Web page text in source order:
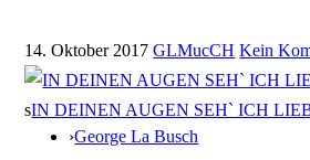
14. Oktober 2017 GLMucCH Kein
sIN DEINEN AUGEN SEH` ICH
›George La Busch